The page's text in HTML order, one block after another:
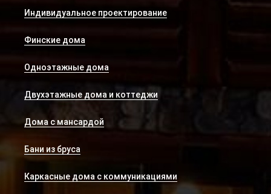
Индивидуальное проектирование
Финские дома
Одноэтажные дома
Двухэтажные дома и коттеджи
Дома с мансардой
Бани из бруса
Каркасные дома с коммуникациями